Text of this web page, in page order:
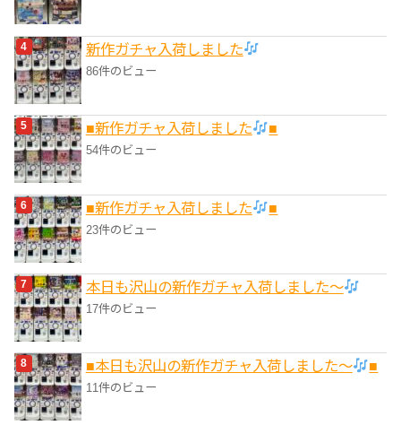
新作ガチャ入荷しました
86件のビュー
■新作ガチャ入荷しました ■
54件のビュー
■新作ガチャ入荷しました ■
23件のビュー
本日も沢山の新作ガチャ入荷しました〜
17件のビュー
■本日も沢山の新作ガチャ入荷しました〜 ■
11件のビュー